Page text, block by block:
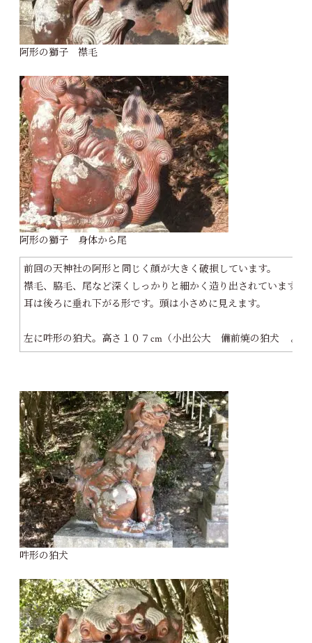
阿形の獅子 襟毛
阿形の獅子 身体から尾
前回の天神社の阿形と同じく顔が大きく破損しています。
襟毛、脇毛、尾など深くしっかりと細かく造り出されています。
耳は後ろに垂れ下がる形です。頭は小さめに見えます。
左に吽形の狛犬。高さ１０７cm（小出公大 備前焼の狛犬 より
吽形の狛犬